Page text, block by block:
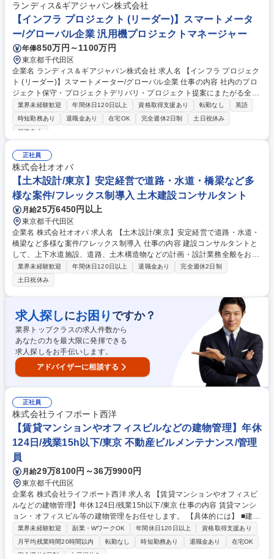
ランディス&ギアジャパン株式会社
【インフラ プロジェクト (リーダー)】スマートメータ
ー/グローバル企業 汎用機プロジェクトマネージャー
年俸850万円～1100万円
東京都千代田区
企業名 ランディス＆ギアジャパン株式会社 求人名 【インフラ プロジェク
ト (リーダー)】スマートメーター/グローバル企業 仕事の内容 社内のプロ
ジェクト保守・プロジェクトデリバリ・プロジェクト提案にまたがる全般
的な活動に参画し、プロジェクト、プログラムマネジメント・課題解決の
方針立案遂行を行います。 【具体的には】チームメンバーとの協働によ
り、効果的に複数面の案件の進行を行いつつステークホルダマネジメント
計画立案・進捗管理・課題管理を実施し、納期・品質・コストのバランス
を最適化 ■顧客向けの概要説明資料・作業手順書の作成および説明対応 ■
社内メンバー・ベンダー・顧客間の調整・会議体運営・議事録確認 （その
他詳細は下記） 募集職種 【インフラ プロジェクト (リーダー)】スマート
メーター/グローバル企業
業界未経験歓迎 年間休日120日以上 資格取得支援あり 転勤なし
英語
時短勤務あり
退職金あり 在宅OK 完全週休2日制
土日祝休み
服装自由
正社員
株式会社オオバ
【土木設計/東京】安定経営で道路・水道・橋梁など多
様な案件/フレックス制導入 土木建設コンサルタント
月給25万6450円以上
東京都千代田区
企業名 株式会社オオバ 求人名 【土木設計/東京】安定経営で道路・水道・
橋梁など多様な案件/フレックス制導入 仕事の内容 建設コンサルタントと
して、上下水道施設、道路、土木構造物などの計画・設計業務全般をお任
せします。これまでのご経験を活かし、大規模な公共インフラプロジェク
トの主担当としてご活躍いただけます。 具体的には土木設計に関わる業務
全般をお任せします。 ・上下水道施設等の計画・設計業務全般 ・道路計
画設計業務全般 ・土木構造物の計画・設計業務全般 ※100年超の歴史で培
った高度なノウハウと充実した社内リソースがあり、技術者としてさらに
視座を高められる環境です。 募集職種 【土木設計/東京】安定経営で道
路・水道・橋梁など多様な案件/フレックス制導入
業界未経験歓迎 年間休日120日以上 退職金あり
完全週休2日制
土日祝休み
求人探しにお困り ですか？
業界トップクラスの求人件数から
あなたの力を最大限に発揮できる
求人探しをお手伝いします。
アドバイザーに相談する
正社員
株式会社ライフポート西洋
【賃貸マンションやオフィスビルなどの建物管理】年休
124日/残業15h以下/東京 不動産ビルメンテナンス/管理
員
月給29万8100円～36万9900円
東京都千代田区
企業名 株式会社ライフポート西洋 求人名 【賃貸マンションやオフィスビ
ルなどの建物管理】年休124日/残業15h以下/東京 仕事の内容 賃貸マンシ
ョン・オフィスビル等の建物管理をお任せします。 【具体的には】 ■建物
巡回（建物、設備、目視、点検、作動確認） ■各種点検（設備、消防）、
工事立会い ■電気・水道・ガス検針 ■月次点検スケジュールの調整と作成
■オーナー、行政・業者との打合せ ■各種見積、請求書、報告書 など 募集
業界未経験歓迎 副業・WワークOK 年間休日120日以上
資格取得支援あり
月平均残業時間20時間以内
転勤なし 時短勤務あり 退職金あり
在宅OK
完全週休2日制
土日祝休み